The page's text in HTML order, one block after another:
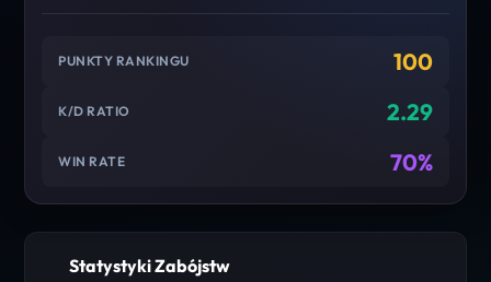
PUNKTY RANKINGU 100
K/D RATIO 2.29
WIN RATE 70%
Statystyki Zabójstw